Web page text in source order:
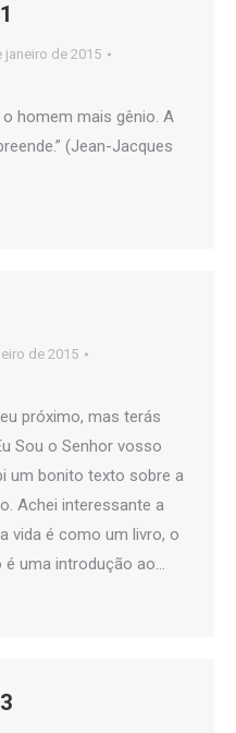
janeiro de 2015
homem mais gênio. A
(Jean-Jacques
de 2015
próximo, mas terás
Sou o Senhor vosso
um bonito texto sobre a
Achei interessante a
vida é como um livro, o
uma introdução ao…